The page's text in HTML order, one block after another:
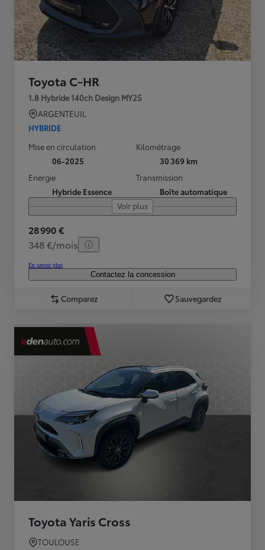
Toyota C-HR
1.8 Hybride 140ch Design MY25
ARGENTEUIL
HYBRIDE
Mise en circulation
06-2025
Kilométrage
30 369 km
Energie
Hybride Essence
Transmission
Boîte automatique
Voir plus
28 990 €
348 €/mois
En savoir plus
Contactez la concession
Comparez Sauvegardez
Toyota Yaris Cross
TOULOUSE